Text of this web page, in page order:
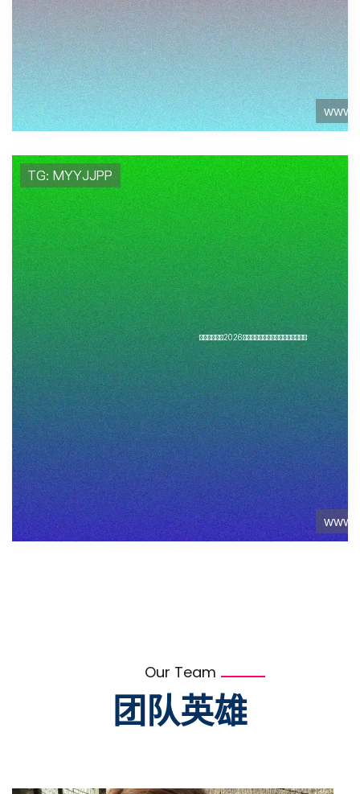
Our Team
团队英雄